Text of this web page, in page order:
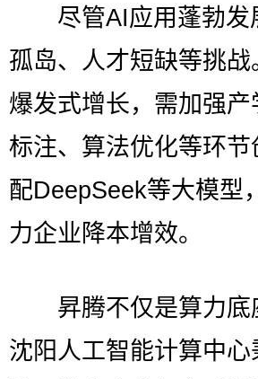
尽管AI应用蓬勃发
孤岛、人才短缺等挑
爆发式增长，需加强
标注、算法优化等环
配DeepSeek等大模型
力企业降本增效。
昇腾不仅是算力底
沈阳人工智能计算中